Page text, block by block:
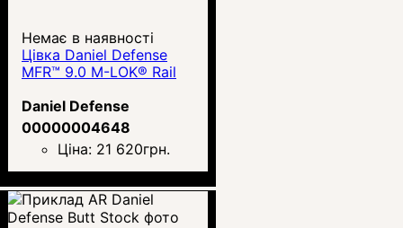
Немає в наявності
Цівка Daniel Defense
MFR™ 9.0 M-LOK® Rail
Daniel Defense
00000004648
Ціна: 21 620грн.